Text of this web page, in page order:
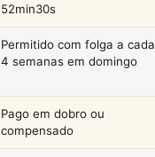
52min30s
Permitido com folga a cada
4 semanas em domingo
Pago em dobro ou
compensado